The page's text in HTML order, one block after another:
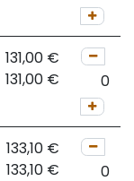
131,00 €
131,00 €
133,10 €
133,10 €